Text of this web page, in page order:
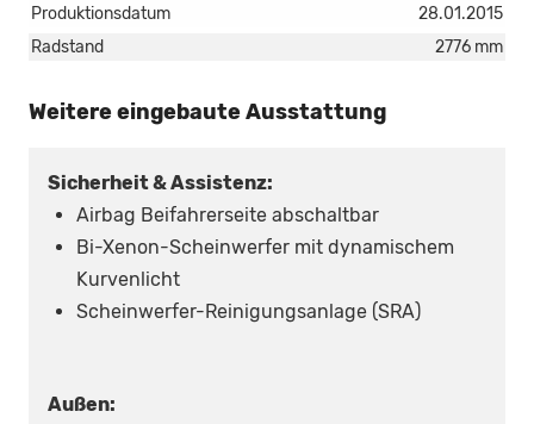
Produktionsdatum
28.01.2015
Radstand
2776 mm
Weitere eingebaute Ausstattung
Sicherheit & Assistenz:
Airbag Beifahrerseite abschaltbar
Bi-Xenon-Scheinwerfer mit dynamischem
Kurvenlicht
Scheinwerfer-Reinigungsanlage (SRA)
Außen: